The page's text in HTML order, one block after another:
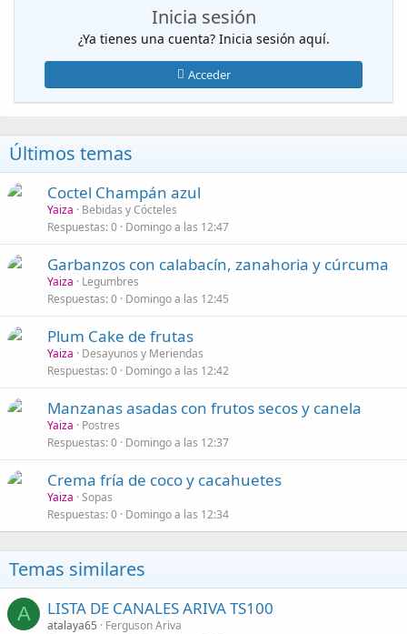
Inicia sesión
¿Ya tienes una cuenta? Inicia sesión aquí.
Acceder
Últimos temas
Coctel Champán azul
Yaiza
Bebidas y Cócteles
Respuestas 0 Domingo a las 12:47
Garbanzos con calabacín, zanahoria y cúrcuma
Yaiza
Legumbres
Respuestas 0 Domingo a las 12:45
Plum Cake de frutas
Yaiza
Desayunos y Meriendas
Respuestas 0 Domingo a las 12:42
Manzanas asadas con frutos secos y canela
Yaiza
Postres
Respuestas 0 Domingo a las 12:37
Crema fría de coco y cacahuetes
Yaiza Sopas
Respuestas 0 Domingo a las 12:34
Temas similares
A LISTA DE CANALES ARIVA TS100
atalaya65
Ferguson Ariva